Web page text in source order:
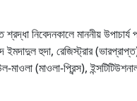
শ্রদ্ধা নিবেদনকালে মাননীয়
ইমদাদুল হুদা, রেজিস্ট্রার
মাওলা (মাওলা-প্রিন্স),